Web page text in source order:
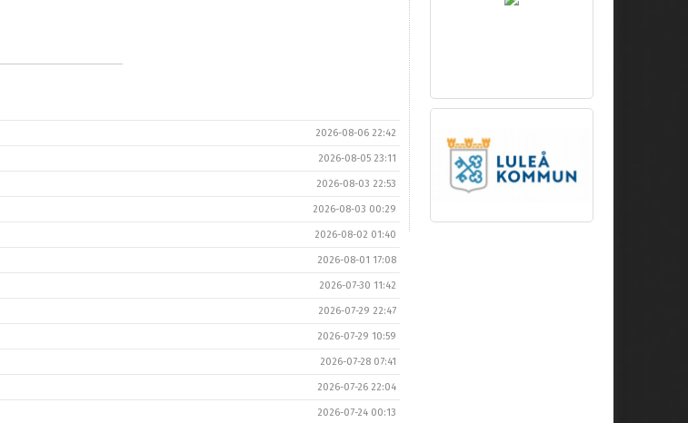
2026-08-06 22:42
2026-08-05 23:11
2026-08-03 22:53
2026-08-03 00:29
2026-08-02 01:40
2026-08-01 17:08
2026-07-30 11:42
2026-07-29 22:47
2026-07-29 10:59
2026-07-28 07:41
2026-07-26 22:04
2026-07-24 00:13